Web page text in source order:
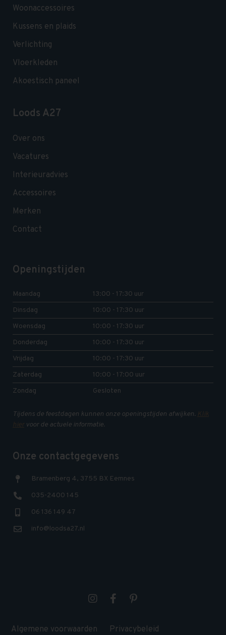
Woonaccessoires
Kussens en plaids
Verlichting
Vloerkleden
Akoestisch paneel
Loods A27
Over ons
Vacatures
Interieuradvies
Accessoires
Merken
Contact
Openingstijden
Maandag
13:00 - 17:30 uur
Dinsdag
10:00 - 17:30 uur
Woensdag
10:00 - 17:30 uur
Donderdag
10:00 - 17:30 uur
Vrijdag
10:00 - 17:30 uur
Zaterdag
10:00 - 17:00 uur
Zondag
Gesloten
Tijdens de feestdagen kunnen onze openingstijden afwijken. Klik
hiervoor de actuele informatie.
Onze contactgegevens
Bramenberg 4, 3755 BX Eemnes
035-2400 145
06 136 149 47
info@loodsa27.nl
Algemene voorwaarden Privacybeleid